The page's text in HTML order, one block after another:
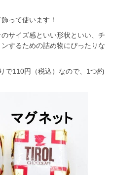
って使います！
サイズ感といい形状といい、チ
するための詰め物にぴったりな
で110円（税込）なので、1つ約